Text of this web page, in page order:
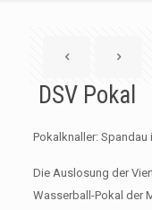
DSV Pokal
Pokalknaller: Spandau
Die Auslosung der
Wasserball-Pokal der